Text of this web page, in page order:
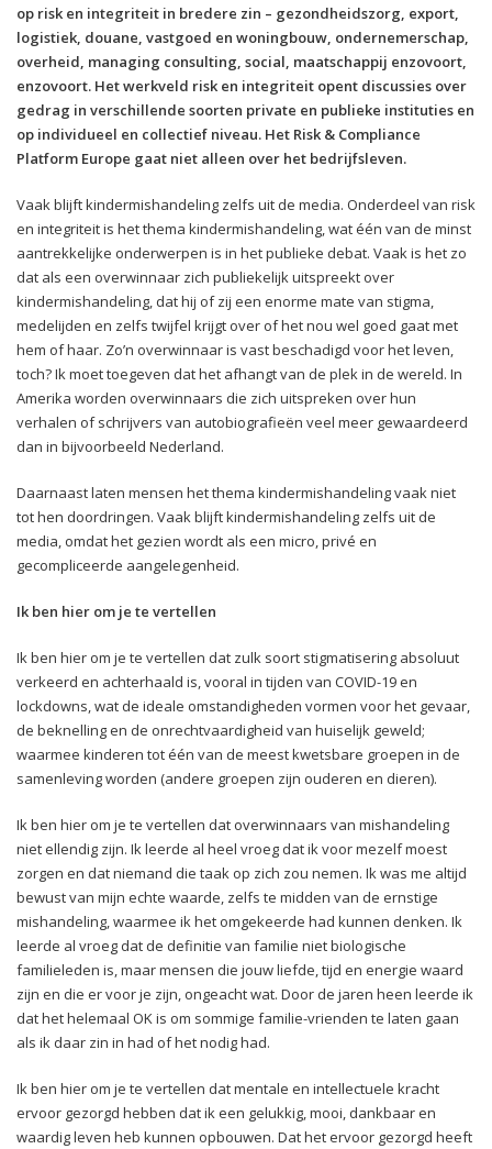
op risk en integriteit in bredere zin – gezondheidszorg, export,
logistiek, douane, vastgoed en woningbouw, ondernemerschap,
overheid, managing consulting, social, maatschappij enzovoort,
enzovoort. Het werkveld risk en integriteit opent discussies over
gedrag in verschillende soorten private en publieke instituties en
op individueel en collectief niveau. Het Risk & Compliance
Platform Europe gaat niet alleen over het bedrijfsleven.
Vaak blijft kindermishandeling zelfs uit de media. Onderdeel van risk
en integriteit is het thema kindermishandeling, wat één van de minst
aantrekkelijke onderwerpen is in het publieke debat. Vaak is het zo
dat als een overwinnaar zich publiekelijk uitspreekt over
kindermishandeling, dat hij of zij een enorme mate van stigma,
medelijden en zelfs twijfel krijgt over of het nou wel goed gaat met
hem of haar. Zo’n overwinnaar is vast beschadigd voor het leven,
toch? Ik moet toegeven dat het afhangt van de plek in de wereld. In
Amerika worden overwinnaars die zich uitspreken over hun
verhalen of schrijvers van autobiografieën veel meer gewaardeerd
dan in bijvoorbeeld Nederland.
Daarnaast laten mensen het thema kindermishandeling vaak niet
tot hen doordringen. Vaak blijft kindermishandeling zelfs uit de
media, omdat het gezien wordt als een micro, privé en
gecompliceerde aangelegenheid.
Ik ben hier om je te vertellen
Ik ben hier om je te vertellen dat zulk soort stigmatisering absoluut
verkeerd en achterhaald is, vooral in tijden van COVID-19 en
lockdowns, wat de ideale omstandigheden vormen voor het gevaar,
de beknelling en de onrechtvaardigheid van huiselijk geweld;
waarmee kinderen tot één van de meest kwetsbare groepen in de
samenleving worden (andere groepen zijn ouderen en dieren).
Ik ben hier om je te vertellen dat overwinnaars van mishandeling
niet ellendig zijn. Ik leerde al heel vroeg dat ik voor mezelf moest
zorgen en dat niemand die taak op zich zou nemen. Ik was me altijd
bewust van mijn echte waarde, zelfs te midden van de ernstige
mishandeling, waarmee ik het omgekeerde had kunnen denken. Ik
leerde al vroeg dat de definitie van familie niet biologische
familieleden is, maar mensen die jouw liefde, tijd en energie waard
zijn en die er voor je zijn, ongeacht wat. Door de jaren heen leerde ik
dat het helemaal OK is om sommige familie-vrienden te laten gaan
als ik daar zin in had of het nodig had.
Ik ben hier om je te vertellen dat mentale en intellectuele kracht
ervoor gezorgd hebben dat ik een gelukkig, mooi, dankbaar en
waardig leven heb kunnen opbouwen. Dat het ervoor gezorgd heeft